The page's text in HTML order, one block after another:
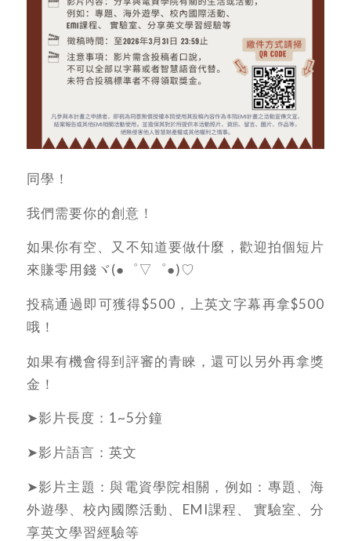
同學！
我們需要你的創意！
如果你有空、又不知道要做什麼，歡迎拍個短片
來賺零用錢ヾ(●゜▽゜●)♡
投稿通過即可獲得$500，上英文字幕再拿$500
哦！
如果有機會得到評審的青睞，還可以另外再拿獎
金！
➤影片長度：1~5分鐘
➤影片語言：英文
➤影片主題：與電資學院相關，例如：專題、海
外遊學、校內國際活動、EMI課程、 實驗室、分
享英文學習經驗等